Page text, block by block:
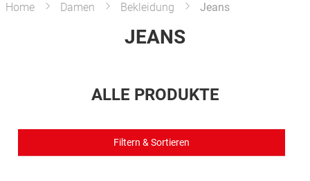
Home Damen Bekleidung Jeans
JEANS
ALLE PRODUKTE
Filtern & Sortieren